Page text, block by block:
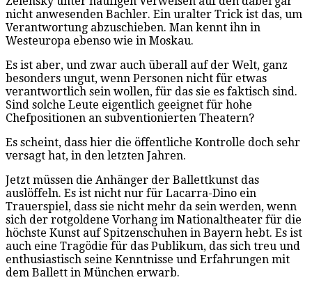
nicht anwesenden Bachler. Ein uralter Trick ist das, um
Verantwortung abzuschieben. Man kennt ihn in
Westeuropa ebenso wie in Moskau.
Es ist aber, und zwar auch überall auf der Welt, ganz
besonders ungut, wenn Personen nicht für etwas
verantwortlich sein wollen, für das sie es faktisch sind.
Sind solche Leute eigentlich geeignet für hohe
Chefpositionen an subventionierten Theatern?
Es scheint, dass hier die öffentliche Kontrolle doch sehr
versagt hat, in den letzten Jahren.
Jetzt müssen die Anhänger der Ballettkunst das
auslöffeln. Es ist nicht nur für Lacarra-Dino ein
Trauerspiel, dass sie nicht mehr da sein werden, wenn
sich der rotgoldene Vorhang im Nationaltheater für die
höchste Kunst auf Spitzenschuhen in Bayern hebt. Es ist
auch eine Tragödie für das Publikum, das sich treu und
enthusiastisch seine Kenntnisse und Erfahrungen mit
dem Ballett in München erwarb.